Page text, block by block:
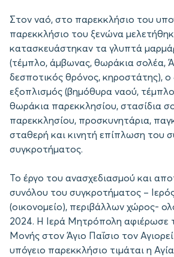
Στον ναό, στο παρεκκλήσιο του
παρεκκλήσιο του ξενώνα
κατασκευάστηκαν τα γλυπτά
(τέμπλο, άμβωνας, θωράκια σολέα,
δεσποτικός θρόνος, κηροστάτης), ο
εξοπλισμός (βημόθυρα ναού,
θωράκια παρεκκλησίου, στασίδια
παρεκκλησίου, προσκυνητάρια,
σταθερή και κινητή επίπλωση του
συγκροτήματος.
Το έργο του ανασχεδιασμού και
συνόλου του συγκροτήματος –
(οικονομείο), περιβάλλων χώρος-
2024. Η Ιερά Μητρόπολη αφιέρωσε
Μονής στον Άγιο Παΐσιο τον
υπόγειο παρεκκλήσιο τιμάται η